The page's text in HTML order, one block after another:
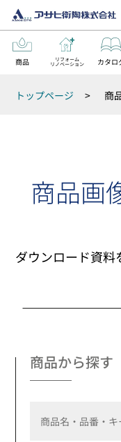
商品 リフォーム
リノベーション カタロ
トップページ > 商
商品画
ダウンロード資料
商品から探す